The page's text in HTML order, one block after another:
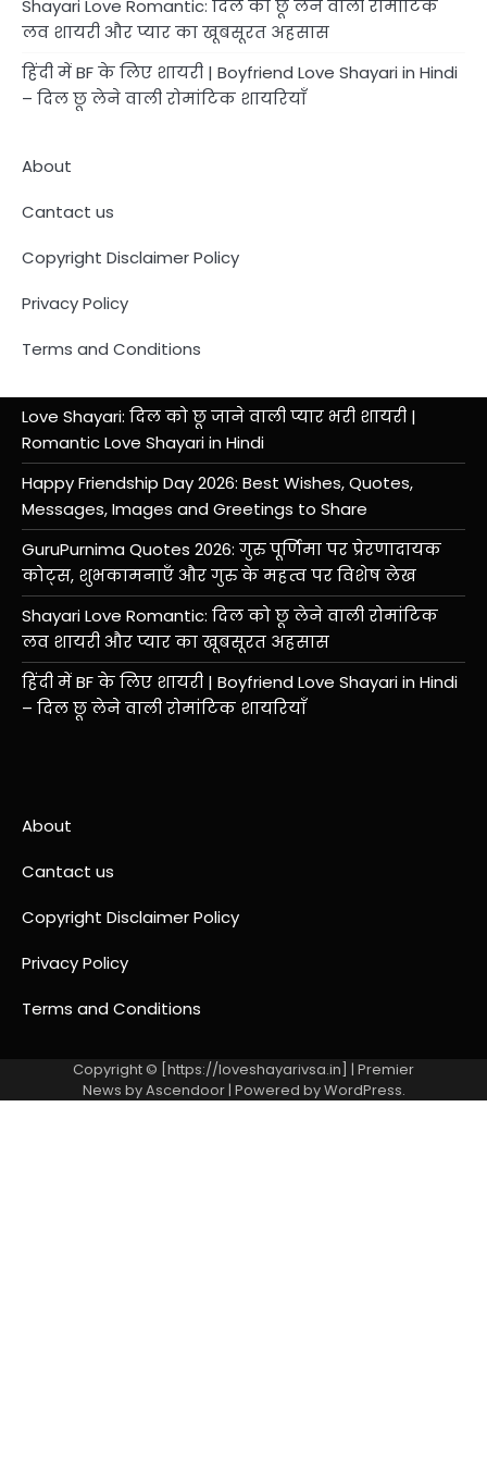
Shayari Love Romantic: दिल को छू लेने वाली रोमांटिक
लव शायरी और प्यार का खूबसूरत अहसास
हिंदी में BF के लिए शायरी | Boyfriend Love Shayari in Hindi
– दिल छू लेने वाली रोमांटिक शायरियाँ
About
Cantact us
Copyright Disclaimer Policy
Privacy Policy
Terms and Conditions
Love Shayari: दिल को छू जाने वाली प्यार भरी शायरी |
Romantic Love Shayari in Hindi
Happy Friendship Day 2026: Best Wishes, Quotes,
Messages, Images and Greetings to Share
GuruPurnima Quotes 2026: गुरु पूर्णिमा पर प्रेरणादायक
कोट्स, शुभकामनाएँ और गुरु के महत्व पर विशेष लेख
Shayari Love Romantic: दिल को छू लेने वाली रोमांटिक
लव शायरी और प्यार का खूबसूरत अहसास
हिंदी में BF के लिए शायरी | Boyfriend Love Shayari in Hindi
– दिल छू लेने वाली रोमांटिक शायरियाँ
About
Cantact us
Copyright Disclaimer Policy
Privacy Policy
Terms and Conditions
Copyright © [https://loveshayarivsa.in] | Premier
News byAscendoor| Powered byWordPress.